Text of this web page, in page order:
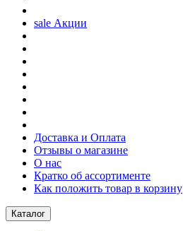
sale Акции
Доставка и Оплата
Отзывы о магазине
О нас
Кратко об ассортименте
Как положить товар в корзину
Каталог